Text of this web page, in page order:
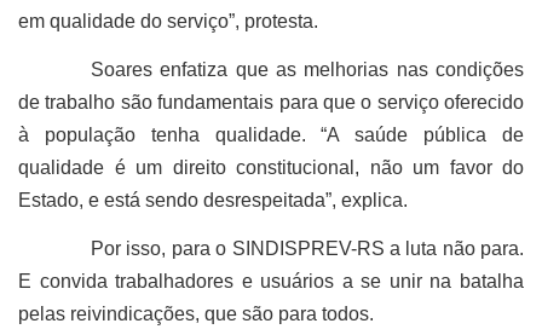
em qualidade do serviço”, protesta.
Soares enfatiza que as melhorias nas condições
de trabalho são fundamentais para que o serviço oferecido
à população tenha qualidade. “A saúde pública de
qualidade é um direito constitucional, não um favor do
Estado, e está sendo desrespeitada”, explica.
Por isso, para o SINDISPREV-RS a luta não para.
E convida trabalhadores e usuários a se unir na batalha
pelas reivindicações, que são para todos.